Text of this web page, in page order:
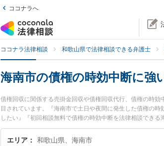
ココナラへ
ココナラ法律相談 和歌山県で法律相談できる弁護士
海南市の債権の時効中断に強
債権回収に関係する売掛金回収や債権回収代行、債権の時
目されています。『海南市で土日や夜間に発生した債権の
したい』『初回相談無料で債権の時効中断を法律相談でき
エリア 和歌山県、海南市